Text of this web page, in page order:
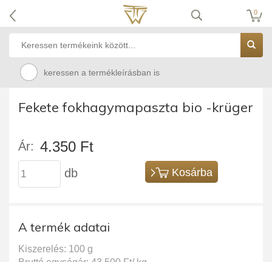
0
keressen a termékleírásban is
Fekete fokhagymapaszta bio -krüger
Ár: 4.350 Ft
db Kosárba
A termék adatai
Kiszerelés: 100 g